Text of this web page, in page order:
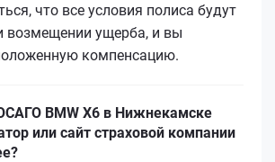
что все условия полиса будут
возмещении ущерба, и вы
компенсацию.
BMW X6 в Нижнекамске
или сайт страховой компании